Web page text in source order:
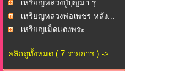
เหรียญหลวงปู่บุญมา รุ่...
เหรียญหลวงพ่อเพชร หลัง...
เหรียญเม็ดแตงพระ
คลิกดูทั้งหมด ( 7 รายการ ) ->